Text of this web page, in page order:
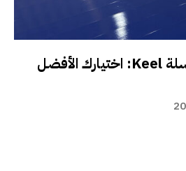
لوحة مهندس كرة السلة Keel: اختيارك الأفضل